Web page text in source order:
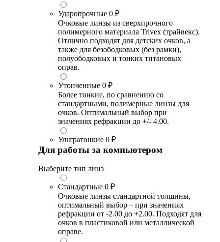
Ударопрочные 0 ₽
Очковые линзы из сверхпрочного
полимерного материала Trivex (трайвекс).
Отлично подходят для детских очков, а
также для безободковых (без рамки),
полуободковых и тонких титановых
оправ.
Утонченные 0 ₽
Более тонкие, по сравнению со
стандартными, полимерные линзы для
очков. Оптимальный выбор при
значениях рефракции до +/- 4.00.
Ультратонкие 0 ₽
Для работы за компьютером
Выберите тип линз
Стандартные 0 ₽
Очковые линзы стандартной толщины,
оптимальный выбор – при значениях
рефракции от -2.00 до +2.00. Подходят для
очков в пластиковой или металлической
оправе.